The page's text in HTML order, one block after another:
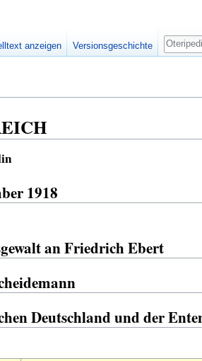
1918
an Friedrich Ebert
Deutschland und der
anzeigen Versionsgeschichte